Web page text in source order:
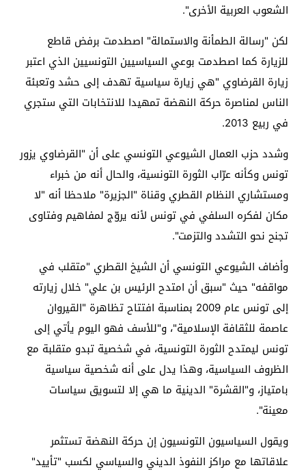
الشعوب العربية الأخرى".
لكن "رسالة الطمأنة والاستمالة" اصطدمت برفض قاطع
للزيارة كما اصطدمت بوعي السياسيين التونسيين الذي اعتبر
زيارة القرضاوي "هي زيارة سياسية تهدف إلى حشد وتعبئة
الناس لمناصرة حركة النهضة تمهيدا للانتخابات التي ستجري
في ربيع 2013.
وشدد حزب العمال الشيوعي التونسي على أن "القرضاوي يزور
تونس وكأنه عرّاب الثورة التونسية، والحال أنه من خبراء
ومستشاري النظام القطري وقناة "الجزيرة" ملاحظا أنه "لا
مكان لفكره السلفي في تونس لأنه يروّج لمفاهيم وفتاوى
تجنح نحو التشدد والتزمت".
وأضاف الشيوعي التونسي أن الشيخ القطري "متقلب في
مواقفه" حيث "سبق أن امتدح الرئيس بن علي" خلال زيارته
إلى تونس عام 2009 بمناسبة افتتاح تظاهرة "القيروان
عاصمة للثقافة الإسلامية"، و"للأسف فهو اليوم يأتي إلى
تونس ليمتدح الثورة التونسية، في شخصية تبدو متقلبة مع
الظروف السياسية، وهذا يدل على أنه شخصية سياسية
بامتياز، و"القشرة" الدينية ما هي إلا لتسويق سياسات
معينة".
ويقول السياسيون التونسيون إن حركة النهضة تستثمر
علاقاتها مع مراكز النفوذ الديني والسياسي لكسب "تأييد"